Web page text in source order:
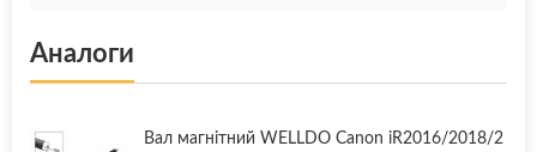
Аналоги
Вал магнітний WELLDO Canon iR2016/2018/2